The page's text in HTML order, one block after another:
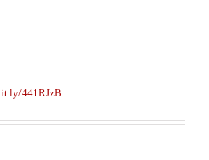
441RJzB